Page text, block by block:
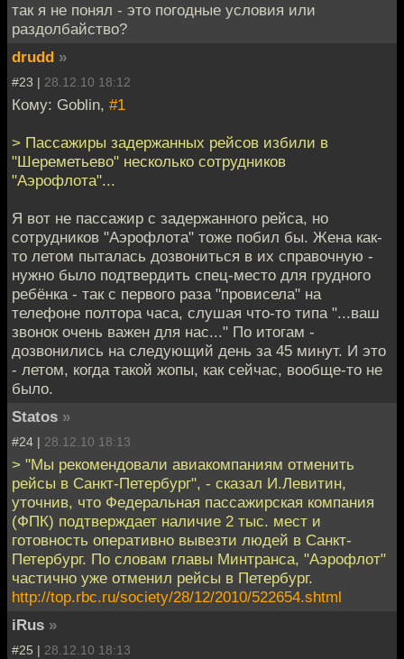
так я не понял - это погодные условия или
раздолбайство?
drudd »
#23 | 28.12.10 18:12
Кому: Goblin, #1
> Пассажиры задержанных рейсов избили в
"Шереметьево" несколько сотрудников
"Аэрофлота"...
Я вот не пассажир с задержанного рейса, но
сотрудников "Аэрофлота" тоже побил бы. Жена как-
то летом пыталась дозвониться в их справочную -
нужно было подтвердить спец-место для грудного
ребёнка - так с первого раза "провисела" на
телефоне полтора часа, слушая что-то типа "...ваш
звонок очень важен для нас..." По итогам -
дозвонились на следующий день за 45 минут. И это
- летом, когда такой жопы, как сейчас, вообще-то не
было.
Statos »
#24 | 28.12.10 18:13
> "Мы рекомендовали авиакомпаниям отменить
рейсы в Санкт-Петербург", - сказал И.Левитин,
уточнив, что Федеральная пассажирская компания
(ФПК) подтверждает наличие 2 тыс. мест и
готовность оперативно вывезти людей в Санкт-
Петербург. По словам главы Минтранса, "Аэрофлот"
частично уже отменил рейсы в Петербург.
http://top.rbc.ru/society/28/12/2010/522654.shtml
iRus »
#25 | 28.12.10 18:13